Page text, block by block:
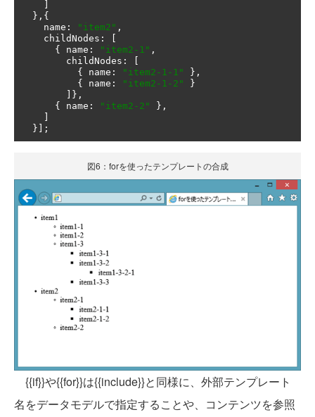
},{
    name
: "item2" ,
    childNodes
:
{
name : "item2-1" ,
        childNodes
:
{
name : "item2-1-1"
},
{
name : "item2-1-2"
}
]},
{
name : "item2-2"
},
}];
図6：forを使ったテンプレートの合成
{{if}}や{{for}}は{{include}}と同様に、外部テンプレート
名をデータモデルで指定することや、コンテンツを参照